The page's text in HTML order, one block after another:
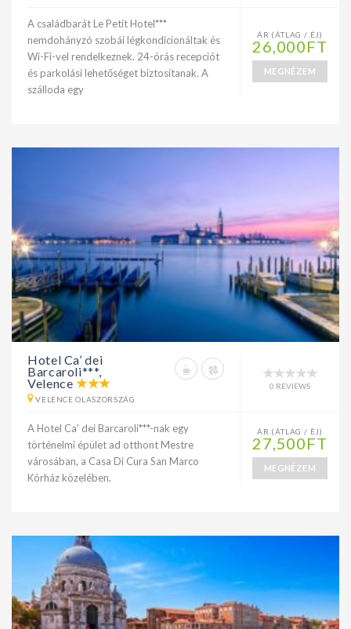
A családbarát Le Petit Hotel***
nemdohányzó szobái légkondicionáltak és
Wi-Fi-vel rendelkeznek. 24-órás recepciót
és parkolási lehetőséget biztosítanak. A
szálloda egy
ÁR (ÁTLAG / ÉJ)
26,000FT
MEGNÉZEM
Hotel Ca’ dei
Barcaroli***,
Velence
VELENCE OLASZORSZÁG
0 REVIEWS
A Hotel Ca’ dei Barcaroli***-nak egy
történelmi épület ad otthont Mestre
városában, a Casa Di Cura San Marco
Kórház közelében.
ÁR (ÁTLAG / ÉJ)
27,500FT
MEGNÉZEM